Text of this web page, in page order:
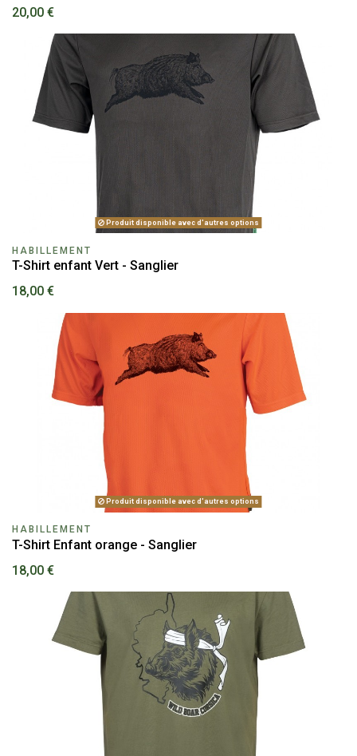
20,00 €
Produit disponible avec d'autres options
HABILLEMENT
T-Shirt enfant Vert - Sanglier
18,00 €
Produit disponible avec d'autres options
HABILLEMENT
T-Shirt Enfant orange - Sanglier
18,00 €